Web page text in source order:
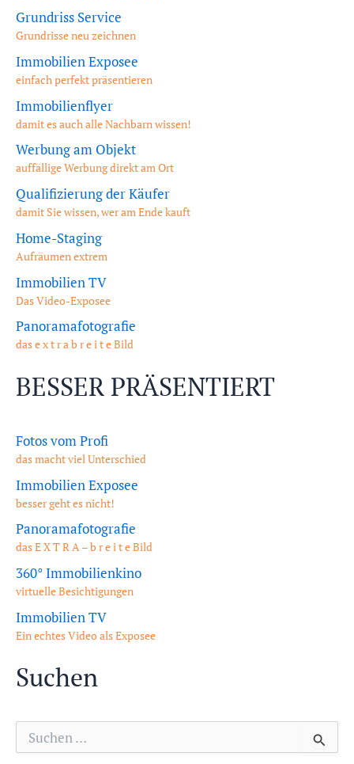
Grundriss Service
Grundrisse neu zeichnen
Immobilien Exposee
einfach perfekt präsentieren
Immobilienflyer
damit es auch alle Nachbarn wissen!
Werbung am Objekt
auffällige Werbung direkt am Ort
Qualifizierung der Käufer
damit Sie wissen, wer am Ende kauft
Home-Staging
Aufräumen extrem
Immobilien TV
Das Video-Exposee
Panoramafotografie
das e x t r a b r e i t e Bild
BESSER PRÄSENTIERT
Fotos vom Profi
das macht viel Unterschied
Immobilien Exposee
besser geht es nicht!
Panoramafotografie
das E X T R A – b r e i t e Bild
360° Immobilienkino
virtuelle Besichtigungen
Immobilien TV
Ein echtes Video als Exposee
Suchen